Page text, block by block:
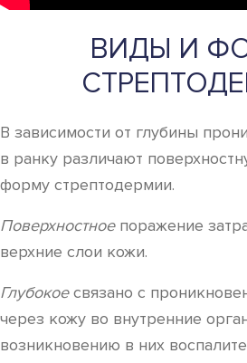
ВИДЫ И
В зависимости от глубины
в ранку различают
форму стрептодермии.
Поверхностноепоражение
верхние слои кожи.
Глубокоесвязано с
через кожу во внутренние
возникновению в них